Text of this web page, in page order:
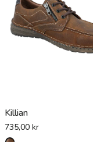
Killian
735,00 kr